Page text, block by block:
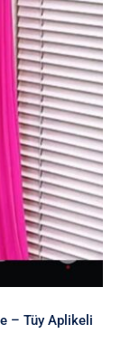
– Tüy Aplikeli